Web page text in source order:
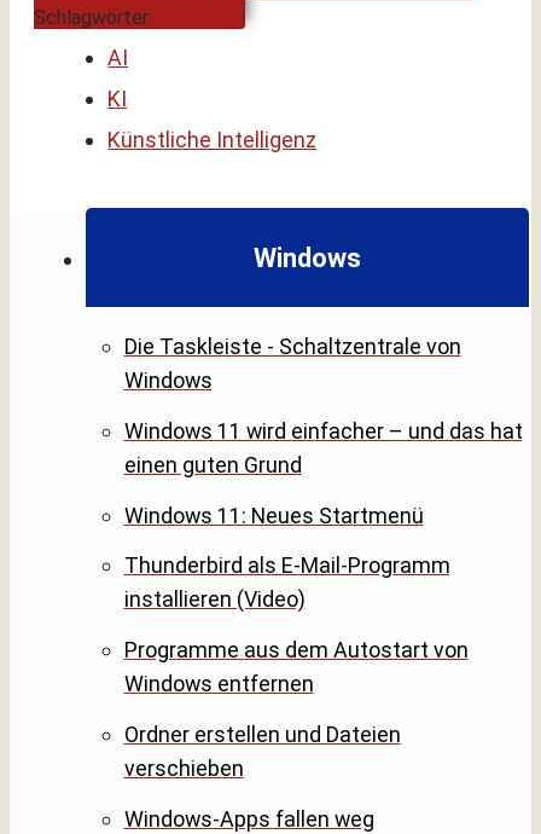
Windows
Die Taskleiste - Schaltzentrale von
Windows
Windows 11 wird einfacher – und das hat
einen guten Grund
Windows 11: Neues Startmenü
Thunderbird als E-Mail-Programm
installieren (Video)
Programme aus dem Autostart von
Windows entfernen
Ordner erstellen und Dateien
verschieben
Windows-Apps fallen weg
Schlagwörter:
AI
KI
Künstliche Intelligenz